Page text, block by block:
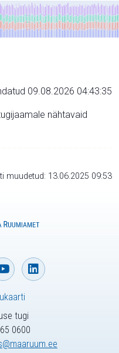
09.08.2026 04:43:35
nähtavaid
muudetud: 13.06.2025 09:53
tugi
0600